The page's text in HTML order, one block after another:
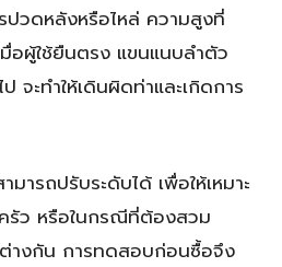
ปวดหลังหรือไหล่ ความสูงที่
อผู้ใช้ยืนตรง แขนแนบลำตัว
จะทำให้เดินผิดท่าและเกิดการ
ารถปรับระดับได้ เพื่อให้เหมาะ
รัว หรือในกรณีที่ต้องสวม
างกัน การทดสอบก่อนซื้อจึง